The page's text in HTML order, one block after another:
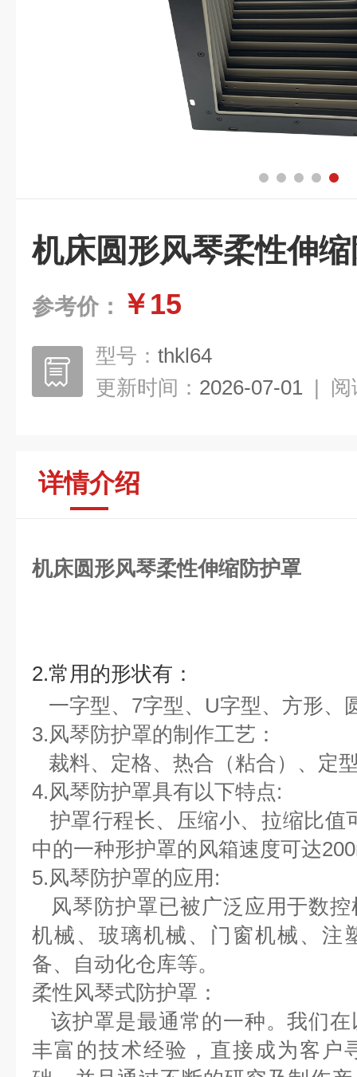
机床圆形风琴柔性伸
参考价： ￥15
型号： thkl64
更新时间： 2026-07-01 | 阅
详情介绍
机床圆形风琴柔性伸缩防护罩
2.常用的形状有：
一字型、7字型、U字型、方形、
3.风琴防护罩的制作工艺：
裁料、定格、热合（粘合）、定
4.风琴防护罩具有以下特点:
护罩行程长、压缩小、拉缩比值
中的一种形护罩的风箱速度可达
5.风琴防护罩的应用:
风琴防护罩已被广泛应用于数
机械、玻璃机械、门窗机械、 注
备、自动化仓库等。
柔性风琴式防护罩：
该护罩是最通常的一种。我们
丰富的技术经验， 直接成为客户